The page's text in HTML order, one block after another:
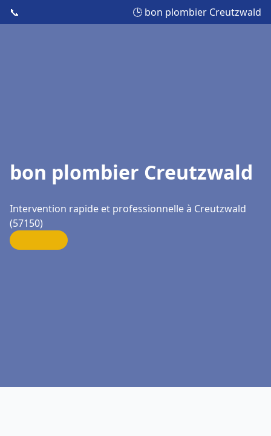
📞 🕒 bon plombier Creutzwald
bon plombier Creutzwald
Intervention rapide et professionnelle à Creutzwald
(57150)